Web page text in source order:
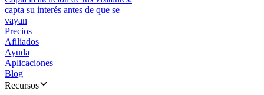
capta su interés antes de que se
vayan
Precios
Afiliados
Ayuda
Aplicaciones
Blog
Recursos